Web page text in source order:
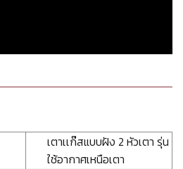
เตาเเก๊สแบบฝัง 2 หัวเตา รุ่น
ใช้อากาศเหนือเตา